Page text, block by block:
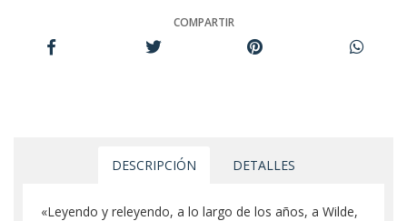
COMPARTIR
DESCRIPCIÓN DETALLES
«Leyendo y releyendo, a lo largo de los años, a Wilde,